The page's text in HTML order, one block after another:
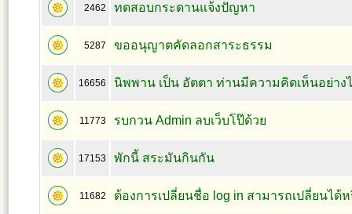
2462 ทดสอบกระดานแจ้งปัญหา
5287 ขออนุญาตคัดลอกสาระธรรม
16656 นิพพาน เป็น อัตตา ท่านมีความคิดเห็นอย่าง
11773 รบกวน Admin ลบเว็บโป๊ด้วย
17153 พักนี้ สระมันกินกัน
11682 ต้องการเปลี่ยนชื่อ log in สามารถเปลี่ยนได้